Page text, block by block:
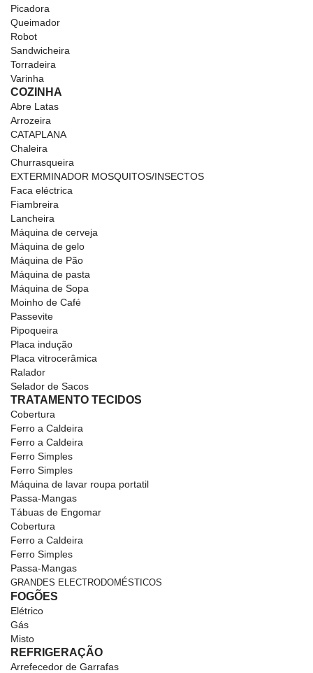
Picadora
Queimador
Robot
Sandwicheira
Torradeira
Varinha
COZINHA
Abre Latas
Arrozeira
CATAPLANA
Chaleira
Churrasqueira
EXTERMINADOR MOSQUITOS/INSECTOS
Faca eléctrica
Fiambreira
Lancheira
Máquina de cerveja
Máquina de gelo
Máquina de Pão
Máquina de pasta
Máquina de Sopa
Moinho de Café
Passevite
Pipoqueira
Placa indução
Placa vitrocerâmica
Ralador
Selador de Sacos
TRATAMENTO TECIDOS
Cobertura
Ferro a Caldeira
Ferro a Caldeira
Ferro Simples
Ferro Simples
Máquina de lavar roupa portatil
Passa-Mangas
Tábuas de Engomar
Cobertura
Ferro a Caldeira
Ferro Simples
Passa-Mangas
GRANDES ELECTRODOMÉSTICOS
FOGÕES
Elétrico
Gás
Misto
REFRIGERAÇÃO
Arrefecedor de Garrafas